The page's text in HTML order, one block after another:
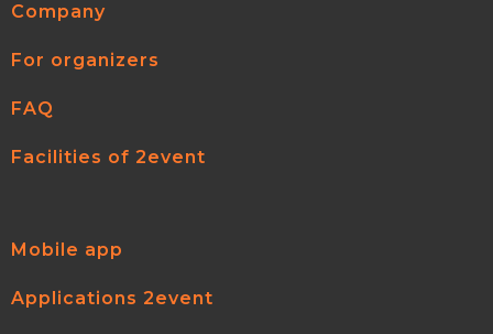
Company
For organizers
FAQ
Facilities of 2event
Mobile app
Applications 2event